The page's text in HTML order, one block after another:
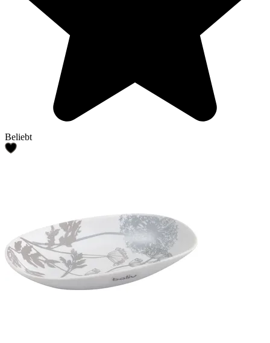
Beliebt